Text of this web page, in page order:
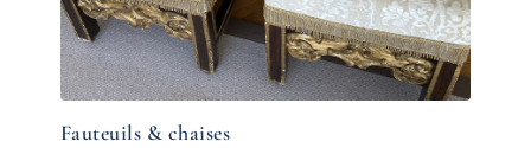
Fauteuils & chaises